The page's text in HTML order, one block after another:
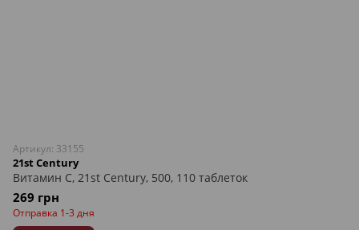
Артикул: 33155
21st Century
Витамин С, 21st Century, 500, 110 таблеток
269 грн
Отправка 1-3 дня